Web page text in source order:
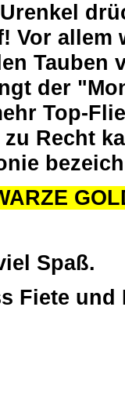
Vor allem
Tauben
der
Top-
Recht
Spaß.
Fiete und